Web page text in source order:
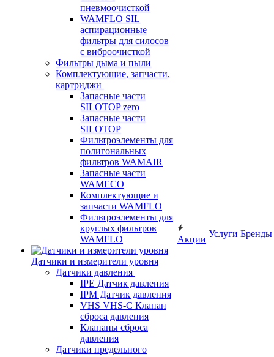
пневмоочисткой
WAMFLO SIL
аспирационные
фильтры для силосов
с виброочисткой
Фильтры дыма и пыли
Комплектующие, запчасти,
картриджи
Запасные части
SILOTOP zero
Запасные части
SILOTOP
Фильтроэлементы для
полигональных
фильтров WAMAIR
Запасные части
WAMECO
Комплектующие и
запчасти WAMFLO
Фильтроэлементы для
круглых фильтров
WAMFLO
Датчики и измерители уровня
Датчики давления
IPE Датчик давления
IPM Датчик давления
VHS VHS-C Клапан
сброса давления
Клапаны сброса
давления
Датчики предельного
Акции
Услуги Бренды